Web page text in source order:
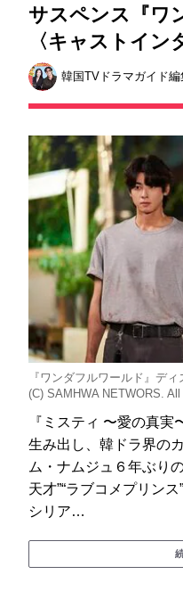
サスペンス『ワ
〈キャストイン
韓国TVドラマガイド編
『ワンダフルワールド』デ
(C) SAMHWA NETWORS. All
『ミスティ 〜愛の真
生み出し、韓ドラ界の
ム・ナムジュ６年ぶり
天才”“ラブコメプリン
シリア…